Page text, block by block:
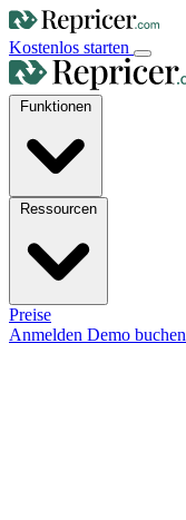
Kostenlos starten
Preise
Anmelden Demo buchen